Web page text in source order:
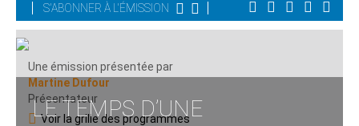
S'ABONNER À L'ÉMISSION
LE TEMPS D’UNE
Une émission présentée par
Martine Dufour
Présentateur
Voir la grille des programmes